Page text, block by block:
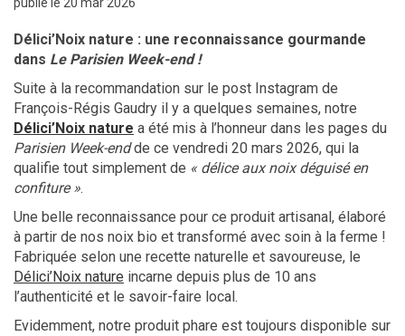
Délici’Noix nature : une reconnaissance gourmande
dans Le Parisien Week-end !
Suite à la recommandation sur le post Instagram de
François-Régis Gaudry il y a quelques semaines, notre
Délici’Noix nature a été mis à l’honneur dans les pages du
Parisien Week-endde ce vendredi 20 mars 2026, qui la
qualifie tout simplement de « délice aux noix déguisé en
confiture ».
Une belle reconnaissance pour ce produit artisanal, élaboré
à partir de nos noix bio et transformé avec soin à la ferme !
Fabriquée selon une recette naturelle et savoureuse, le
Délici’Noix nature incarne depuis plus de 10 ans
l’authenticité et le savoir-faire local.
Evidemment, notre produit phare est toujours disponible sur